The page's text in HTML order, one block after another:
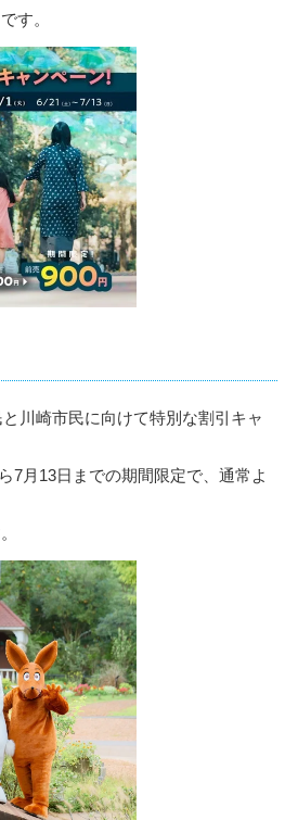
す。
川崎市民に向けて特別な割引キャ
7月13日までの期間限定で、通常よ